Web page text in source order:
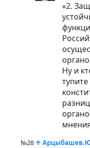
«2.
Ну и
№28 ↑